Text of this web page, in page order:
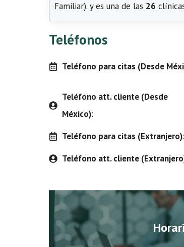
Familiar). y es una de las 26
Teléfonos
Teléfono para citas (Desde
Teléfono att. cliente (Desde
México):
Teléfono para citas (Extranjero):
Teléfono att. cliente